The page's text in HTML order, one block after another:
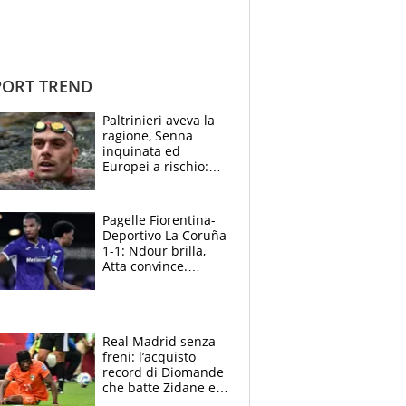
TREND
Paltrinieri aveva la
ragione, Senna
inquinata ed
Europei a rischio:
adesso
Pagelle Fiorentina-
Deportivo La Coruña
1-1: Ndour brilla,
Atta convince.
Real Madrid senza
freni: l’acquisto
record di Diomande
che batte Zidane e